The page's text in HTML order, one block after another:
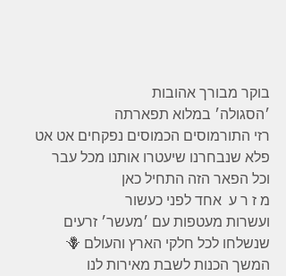
בוקר מבורך אהובות
׳הסגולה׳ במלוא תפארתה
רזי התורמוסים הכמוסים נפקחים אט אט
פלא שנבחרנו שיעטרו אותנו מכל עבר
וכל הפאר הזה התחיל כאן
מ ז ר ע  אחד לפני כעשור
ועשרות מעטפות עם ׳מעשר׳ זרעים
שנשלחו לכל חלקי הארץ והעולם 🪻
המשך הכנות לשבת מאירות לנו